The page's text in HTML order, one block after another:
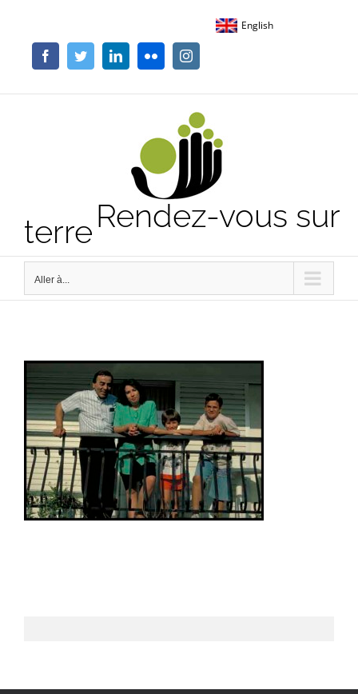
contenu
English
FacebookTwitterLinkedInFlickr Instagram
Rendez-vous sur
terre
Aller à...